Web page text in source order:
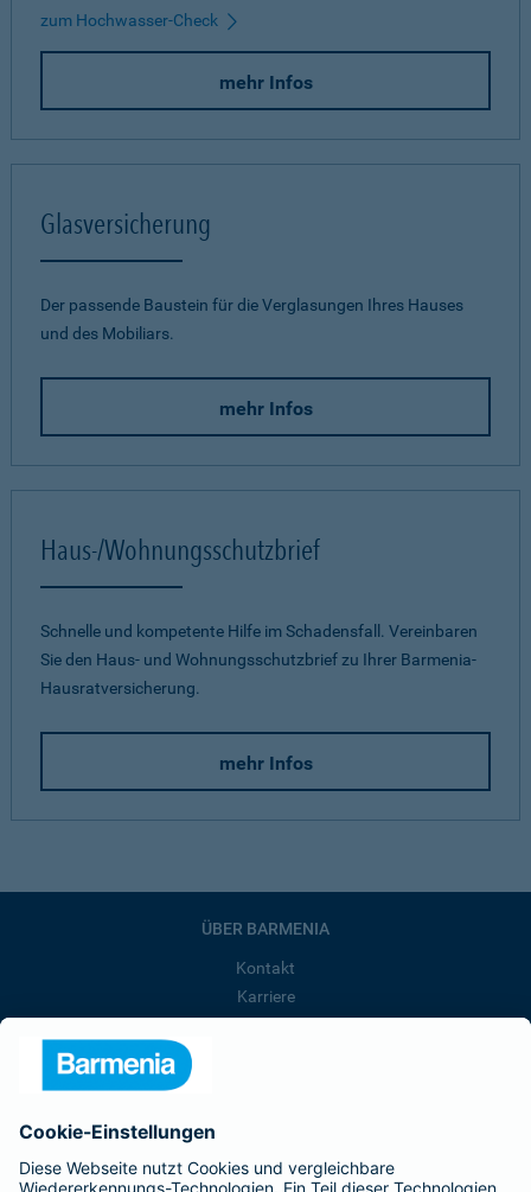
zum Hochwasser-Check
mehr Infos
Glasversicherung
Der passende Baustein für die Verglasungen Ihres Hauses
und des Mobiliars.
mehr Infos
Haus-/Wohnungsschutzbrief
Schnelle und kompetente Hilfe im Schadensfall. Vereinbaren
Sie den Haus- und Wohnungsschutzbrief zu Ihrer Barmenia-
Hausratversicherung.
mehr Infos
ÜBER BARMENIA
Kontakt
Karriere
Barmenia ist Teil der BarmeniaGothaer